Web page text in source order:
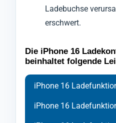
Ladebuchse
erschwert.
Die iPhone 16
beinhaltet folgende
iPhone 16
iPhone 16